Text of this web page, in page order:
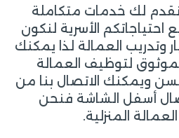
نقدم لك خدمات متكاملة
الأسرية لنكون
وتدريب العمالة لذا يمكنك
لتوظيف العمالة
السن ويمكنك الاتصال بنا من
أسفل الشاشة فنحن
المنزلية.